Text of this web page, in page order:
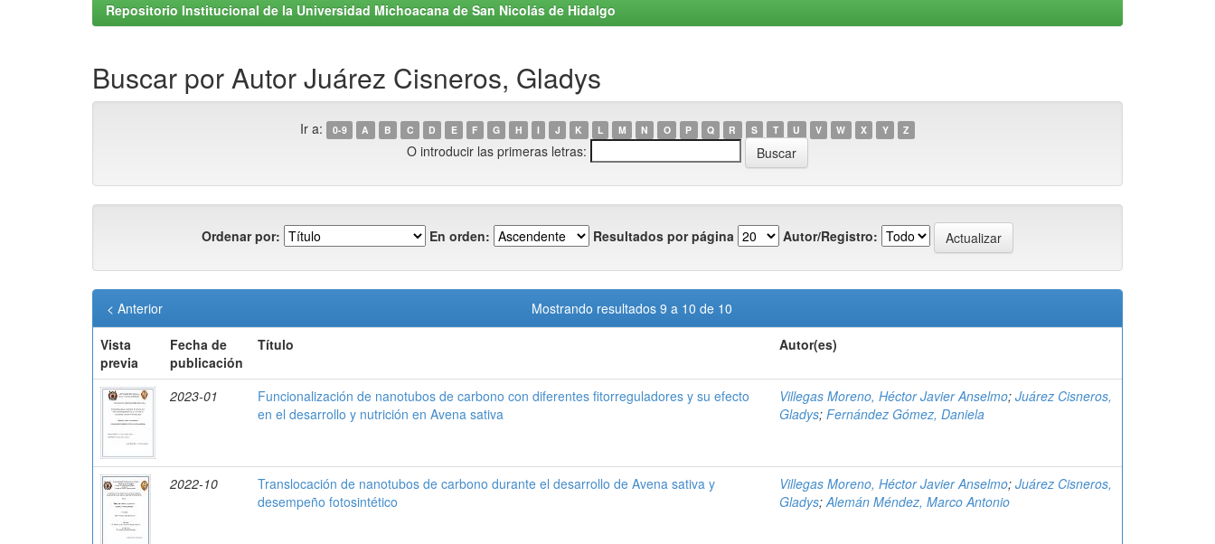
Repositorio Institucional de la Universidad Michoacana de San Nicolás de Hidalgo
Buscar por Autor Juárez Cisneros, Gladys
Ir a: 0-9 A B C D E F G H I J K L M N O P Q R S T U V W X Y Z
O introducir las primeras letras:
Ordenar por: En orden: Resultados por página Autor/Registro:
Mostrando resultados 9 a 10 de 10
< Anterior
Vista
previa
Fecha de
publicación
Título Autor(es)
2023-01
Funcionalización de nanotubos de carbono con diferentes fitorreguladores y su efecto
en el desarrollo y nutrición en Avena sativa
Villegas Moreno, Héctor Javier Anselmo; Juárez Cisneros,
Gladys; Fernández Gómez, Daniela
2022-10
Translocación de nanotubos de carbono durante el desarrollo de Avena sativa y
desempeño fotosintético
Villegas Moreno, Héctor Javier Anselmo; Juárez Cisneros,
Gladys;Alemán Méndez, Marco Antonio